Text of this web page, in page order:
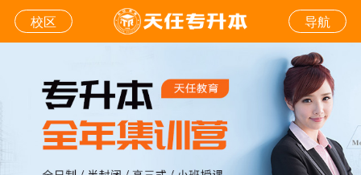
校区 导航